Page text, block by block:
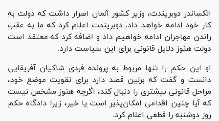
الکساندر دوبریندت، وزیر کشور آلمان اصرار داشت که دولت به
کار خود ادامه خواهد داد. دوبریندت اعلام کرد که ما به عقب
راندن مهاجران ادامه خواهیم داد و اضافه کرد که معتقد است
دولت هنوز دلایل قانونی برای این سیاست دارد.
او این حکم را تنها مربوط به پرونده فردی شاکیان آفریقایی
دانست و گفت که برلین قصد دارد برای تقویت موضع خود،
مراحل قانونی بیشتری را دنبال کند، اگرچه هنوز مشخص نیست
که آیا چنین اقدامی امکان‌پذیر است یا خیر، زیرا دادگاه حکم
روز دوشنبه را قطعی اعلام کرد.